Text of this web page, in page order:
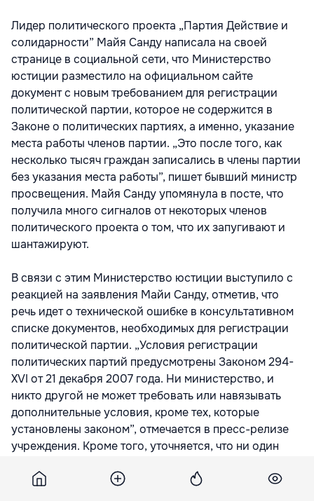
Лидер политического проекта „Партия Действие и
солидарности” Майя Санду написала на своей
странице в социальной сети, что Министерство
юстиции разместило на официальном сайте
документ с новым требованием для регистрации
политической партии, которое не содержится в
Законе о политических партиях, а именно, указание
места работы членов партии. „Это после того, как
несколько тысяч граждан записались в члены партии
без указания места работы”, пишет бывший министр
просвещения. Майя Санду упомянула в посте, что
получила много сигналов от некоторых членов
политического проекта о том, что их запугивают и
шантажируют.
В связи с этим Министерство юстиции выступило с
реакцией на заявления Майи Санду, отметив, что
речь идет о технической ошибке в консультативном
списке документов, необходимых для регистрации
политической партии. „Условия регистрации
политических партий предусмотрены Законом 294-
XVI от 21 декабря 2007 года. Ни министерство, и
никто другой не может требовать или навязывать
дополнительные условия, кроме тех, которые
установлены законом”, отмечается в пресс-релизе
учреждения. Кроме того, уточняется, что ни один